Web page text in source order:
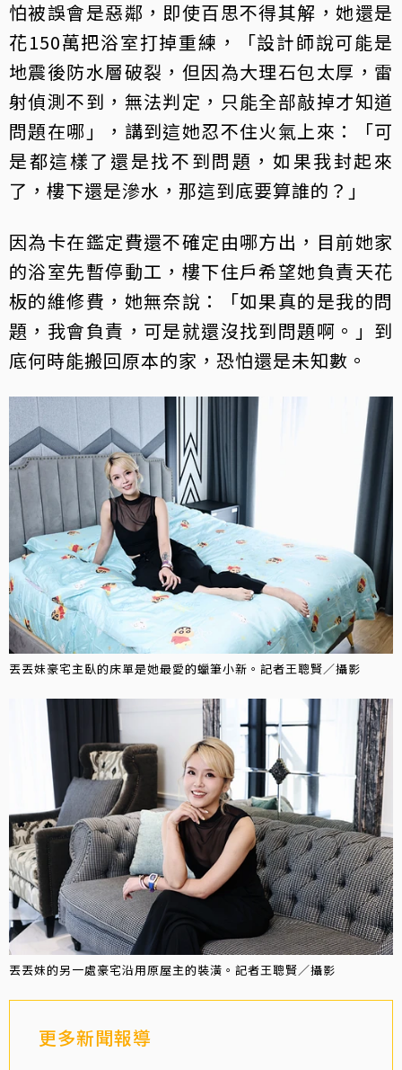
怕被誤會是惡鄰，即使百思不得其解，她還是
花150萬把浴室打掉重練，「設計師說可能是
地震後防水層破裂，但因為大理石包太厚，雷
射偵測不到，無法判定，只能全部敲掉才知道
問題在哪」，講到這她忍不住火氣上來：「可
是都這樣了還是找不到問題，如果我封起來
了，樓下還是滲水，那這到底要算誰的？」
因為卡在鑑定費還不確定由哪方出，目前她家
的浴室先暫停動工，樓下住戶希望她負責天花
板的維修費，她無奈說：「如果真的是我的問
題，我會負責，可是就還沒找到問題啊。」到
底何時能搬回原本的家，恐怕還是未知數。
丟丟妹豪宅主臥的床單是她最愛的蠟筆小新。記者王聰賢／攝影
丟丟妹的另一處豪宅沿用原屋主的裝潢。記者王聰賢／攝影
更多新聞報導